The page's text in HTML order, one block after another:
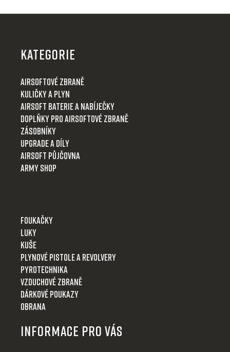
KATEGORIE
Airsoftové zbraně
Kuličky a plyn
Airsoft baterie a nabíječky
Doplňky pro airsoftové zbraně
Zásobníky
Upgrade a díly
Airsoft půjčovna
Army shop
Foukačky
Luky
Kuše
Plynové pistole a revolvery
Pyrotechnika
Vzduchové zbraně
Dárkové poukazy
Obrana
Informace pro Vás